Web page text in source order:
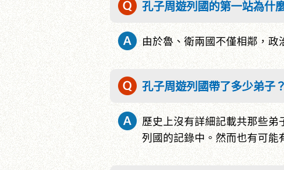
孔子周遊列國的第一站為什
由於魯、衛兩國不僅相鄰，政
孔子周遊列國帶了多少弟子？
歷史上沒有詳細記載共那些
列國的記錄中。然而也有可能